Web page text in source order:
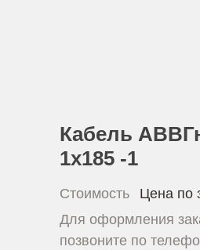
Кабель
1х185 -1
Стоимость
Цена по
Для оформления
позвоните по